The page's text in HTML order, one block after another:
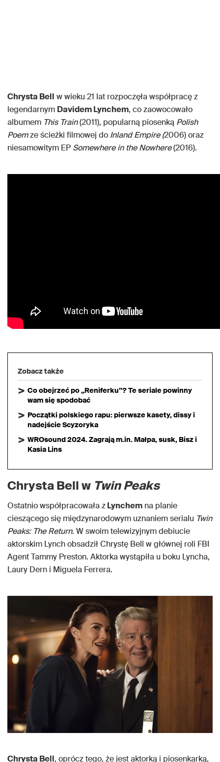
Chrysta Bell w wieku 21 lat rozpoczęła współpracę z
legendarnym Davidem Lynchem, co zaowocowało
albumem This Train(2011), popularną piosenką Polish
Poemze ścieżki filmowej do Inland Empire (2006) oraz
niesamowitym EP Somewhere in the Nowhere(2016).
Zobacz także
Co obejrzeć po „Reniferku”? Te seriale powinny
wam się spodobać
Początki polskiego rapu: pierwsze kasety, dissy i
nadejście Scyzoryka
WROsound 2024. Zagrają m.in. Małpa, susk, Bisz i
Kasia Lins
Chrysta Bell w Twin Peaks
Ostatnio współpracowała zLynchem na planie
cieszącego się międzynarodowym uznaniem serialu Twin
Peaks: The Return. W swoim telewizyjnym debiucie
aktorskim Lynch obsadził Chrystę Bell w głównej roli FBI
Agent Tammy Preston. Aktorka wystąpiła u boku Lyncha,
Laury Dern i Miguela Ferrera.
Chrysta Bell, oprócz tego, że jest aktorką i piosenkarką,